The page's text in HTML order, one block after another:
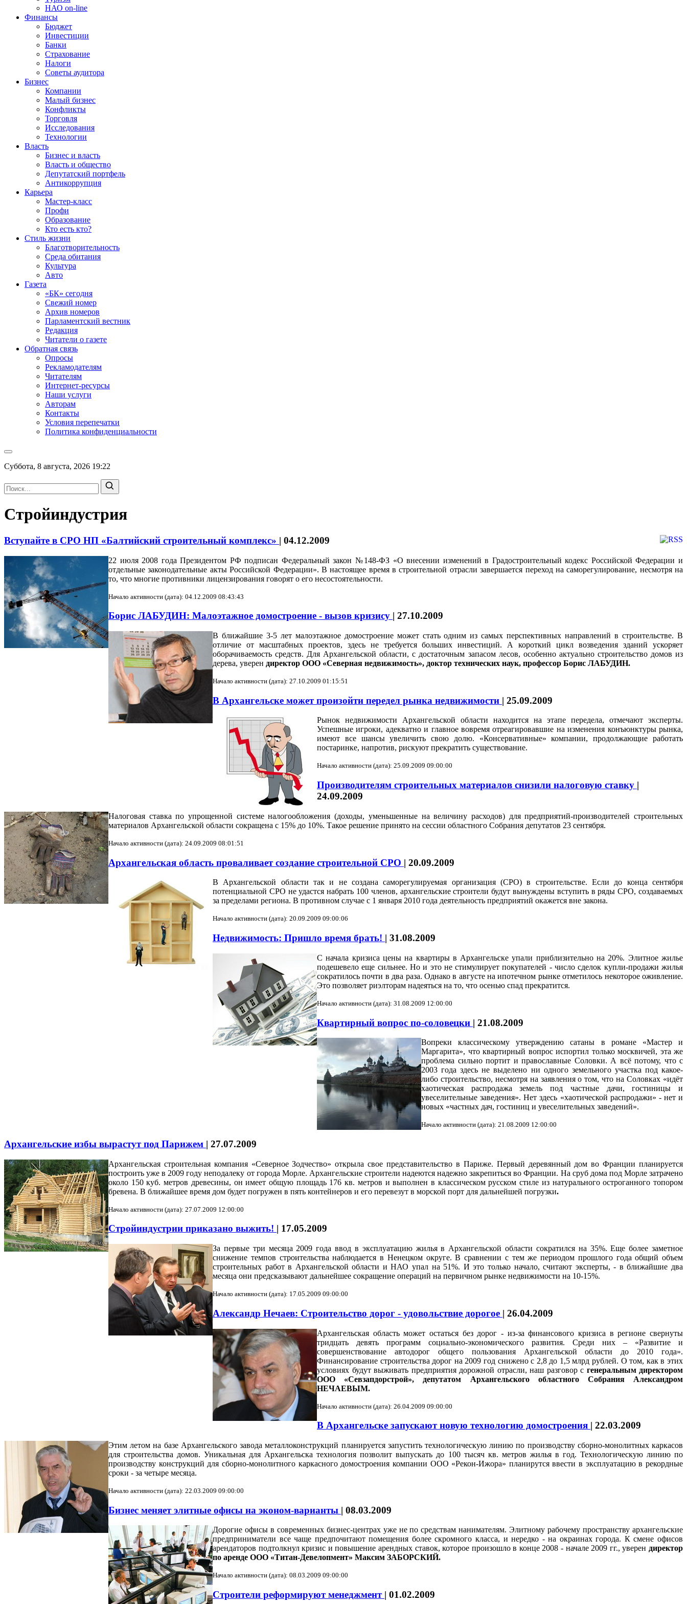
НАО on-line
Финансы
Бюджет
Инвестиции
Банки
Страхование
Налоги
Советы аудитора
Бизнес
Компании
Малый бизнес
Конфликты
Торговля
Исследования
Технологии
Власть
Бизнес и власть
Власть и общество
Депутатский портфель
Антикоррупция
Карьера
Мастер-класс
Профи
Образование
Кто есть кто?
Стиль жизни
Благотворительность
Среда обитания
Культура
Авто
Газета
«БК» сегодня
Свежий номер
Архив номеров
Парламентский вестник
Редакция
Читатели о газете
Обратная связь
Опросы
Рекламодателям
Читателям
Интернет-ресурсы
Наши услуги
Авторам
Контакты
Условия перепечатки
Политика конфиденциальности
Суббота, 8 августа, 2026 19:22
Стройиндустрия
Вступайте в СРО НП «Балтийский строительный комплекс» | 04.12.2009
22 июля 2008 года Президентом РФ подписан Федеральный закон №148-ФЗ «О внесении изменений в Градостроительный кодекс Российской Федерации и
отдельные законодательные акты Российской Федерации». В настоящее время в строительной отрасли завершается переход на саморегулирование, несмотря на
то, что многие противники лицензирования говорят о его несостоятельности.
Начало активности (дата): 04.12.2009 08:43:43
Борис ЛАБУДИН: Малоэтажное домостроение - вызов кризису | 27.10.2009
В ближайшие 3-5 лет малоэтажное домостроение может стать одним из самых перспективных направлений в строительстве. В
отличие от масштабных проектов, здесь не требуется больших инвестиций. А короткий цикл возведения зданий ускоряет
оборачиваемость средств. Для Архангельской области, с достаточным запасом лесов, особенно актуально строительство домов из
дерева, уверен директор ООО «Северная недвижимость», доктор технических наук, профессор Борис ЛАБУДИН.
Начало активности (дата): 27.10.2009 01:15:51
В Архангельске может произойти передел рынка недвижимости | 25.09.2009
Рынок недвижимости Архангельской области находится на этапе передела, отмечают эксперты.
Успешные игроки, адекватно и главное вовремя отреагировавшие на изменения конъюнктуры рынка,
имеют все шансы увеличить свою долю. «Консервативные» компании, продолжающие работать
постаринке, напротив, рискуют прекратить существование.
Начало активности (дата): 25.09.2009 09:00:00
Производителям строительных материалов снизили налоговую ставку |
24.09.2009
Налоговая ставка по упрощенной системе налогообложения (доходы, уменьшенные на величину расходов) для предприятий-производителей строительных
материалов Архангельской области сокращена с 15% до 10%. Такое решение принято на сессии областного Собрания депутатов 23 сентября.
Начало активности (дата): 24.09.2009 08:01:51
Архангельская область проваливает создание строительной СРО | 20.09.2009
В Архангельской области так и не создана саморегулируемая организация (СРО) в строительстве. Если до конца сентября
потенциальной СРО не удастся набрать 100 членов, архангельские строители будут вынуждены вступить в ряды СРО, создаваемых
за пределами региона. В противном случае с 1 января 2010 года деятельность предприятий окажется вне закона.
Начало активности (дата): 20.09.2009 09:00:06
Недвижимость: Пришло время брать! | 31.08.2009
С начала кризиса цены на квартиры в Архангельске упали приблизительно на 20%. Элитное жилье
подешевело еще сильнее. Но и это не стимулирует покупателей - число сделок купли-продажи жилья
сократилось почти в два раза. Однако в августе на ипотечном рынке отметилось некоторое оживление.
Это позволяет риэлторам надеяться на то, что осенью спад прекратится.
Начало активности (дата): 31.08.2009 12:00:00
Квартирный вопрос по-соловецки | 21.08.2009
Вопреки классическому утверждению сатаны в романе «Мастер и
Маргарита», что квартирный вопрос испортил только москвичей, эта же
проблема сильно портит и православные Соловки. А всё потому, что с
2003 года здесь не выделено ни одного земельного участка под какое-
либо строительство, несмотря на заявления о том, что на Соловках «идёт
хаотическая распродажа земель под частные дачи, гостиницы и
увеселительные заведения».Нетздесь «хаотической распродажи» - нет и
новых «частных дач, гостиниц и увеселительных заведений».
Начало активности (дата): 21.08.2009 12:00:00
Архангельские избы вырастут под Парижем | 27.07.2009
Архангельская строительная компания «Северное Зодчество» открыла свое представительство в Париже. Первый деревянный дом во Франции планируется
построить уже в 2009 году неподалеку от города Морле. Архангельские строители надеются надежно закрепиться во Франции. На сруб дома под Морле затрачено
около 150 куб. метров древесины, он имеет общую площадь 176 кв. метров и выполнен в классическом русском стиле из натурального остроганного топором
бревена. В ближайшее время дом будет погружен в пять контейнеров и его перевезут в морской порт для дальнейшей погрузки.
Начало активности (дата): 27.07.2009 12:00:00
Стройиндустрии приказано выжить! | 17.05.2009
За первые три месяца 2009 года ввод в эксплуатацию жилья в Архангельской области сократился на 35%. Еще более заметное
снижение темпов строительства наблюдается в Ненецком округе. В сравнении с тем же периодом прошлого года общий объем
строительных работ в Архангельской области и НАО упал на 51%. И это только начало, считают эксперты, - в ближайшие два
месяца они предсказывают дальнейшее сокращение операций на первичном рынке недвижимости на 10-15%.
Начало активности (дата): 17.05.2009 09:00:00
Александр Нечаев: Строительство дорог - удовольствие дорогое | 26.04.2009
Архангельская область может остаться без дорог - из-за финансового кризиса в регионе свернуты
тридцать девять программ социально-экономического развития. Среди них – «Развитие и
совершенствование автодорог общего пользования Архангельской области до 2010 года».
Финансирование строительства дорог на 2009 год снижено с 2,8 до 1,5 млрд рублей. О том, как в этих
условиях будут выживать предприятия дорожной отрасли, наш разговор с генеральным директором
ООО «Севзапдорстрой», депутатом Архангельского областного Собрания Александром
НЕЧАЕВЫМ.
Начало активности (дата): 26.04.2009 09:00:00
В Архангельске запускают новую технологию домостроения | 22.03.2009
Этим летом на базе Архангельского завода металлоконструкций планируется запустить технологическую линию по производству сборно-монолитных каркасов
для строительства домов. Уникальная для Архангельска технология позволит выпускать до 100 тысяч кв. метров жилья в год. Технологическую линию по
производству конструкций для сборно-монолитного каркасного домостроения компании ООО «Рекон-Ижора» планирутся ввести в эксплуатацию в рекордные
сроки - за четыре месяца.
Начало активности (дата): 22.03.2009 09:00:00
Бизнес меняет элитные офисы на эконом-варианты | 08.03.2009
Дорогие офисы в современных бизнес-центрах уже не по средствам нанимателям. Элитному рабочему пространству архангельские
предприниматели все чаще предпочитают помещения более скромного класса, и нередко - на окраинах города. К смене офисов
арендаторов подтолкнул кризис и повышение арендных ставок, которое произошло в конце 2008 - начале 2009 гг., уверен директор
по аренде ООО «Титан-Девелопмент» Максим ЗАБОРСКИЙ.
Начало активности (дата): 08.03.2009 09:00:00
Строители реформируют менеджмент | 01.02.2009